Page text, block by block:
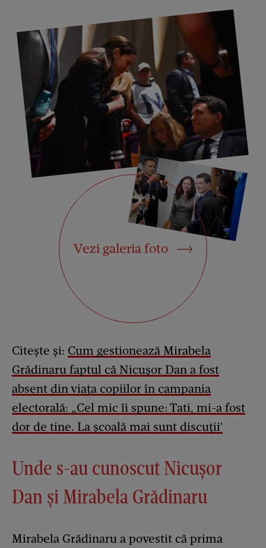
Vezi galeria foto
Citește și: Cum gestionează Mirabela
Grădinaru faptul că Nicușor Dan a fost
absent din viața copiilor în campania
electorală: „Cel mic îi spune: Tati, mi-a fost
dor de tine. La școală mai sunt discuții'
Unde s-au cunoscut Nicușor
Dan și Mirabela Grădinaru
Mirabela Grădinaru a povestit că prima